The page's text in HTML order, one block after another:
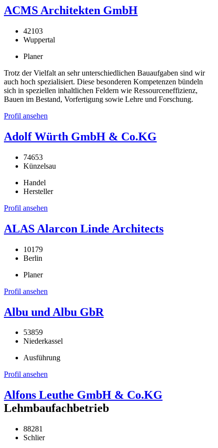
ACMS Architekten GmbH
42103
Wuppertal
Planer
Trotz der Vielfalt an sehr unterschiedlichen Bauaufgaben sind wir
auch hoch spezialisiert. Diese besonderen Kompetenzen bündeln
sich in speziellen inhaltlichen Feldern wie Ressourceneffizienz,
Bauen im Bestand, Vorfertigung sowie Lehre und Forschung.
Profil ansehen
Adolf Würth GmbH & Co.KG
74653
Künzelsau
Handel
Hersteller
Profil ansehen
ALAS Alarcon Linde Architects
10179
Berlin
Planer
Profil ansehen
Albu und Albu GbR
53859
Niederkassel
Ausführung
Profil ansehen
Alfons Leuthe GmbH & Co.KG
Lehmbaufachbetrieb
88281
Schlier